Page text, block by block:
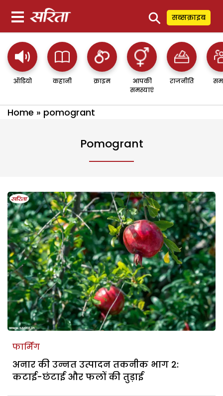
⚲ सब्सक्राइब
ऑडियो कहानी क्राइम
आपकी
समस्याएं
राजनीति
Home » pomogrant
Pomogrant
फार्मिंग
अनार की उन्नत उत्पादन तकनीक भाग 2:
कटाई-छंटाई और फलों की तुड़ाई